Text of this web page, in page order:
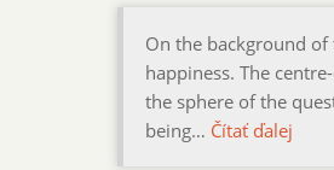
On the background
happiness. The
the sphere of the
being… Čítať ďalej